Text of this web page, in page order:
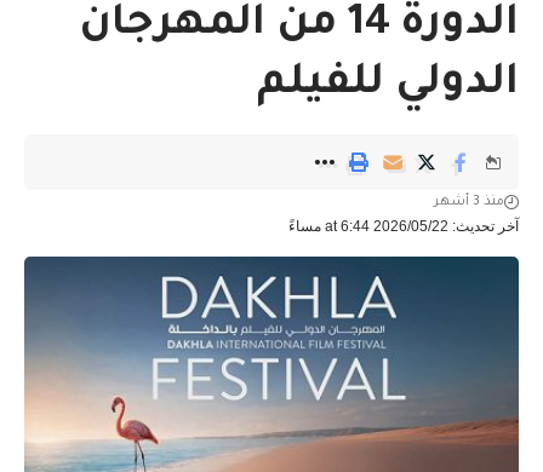
الدورة 14 من المهرجان
الدولي للفيلم
آخر تحديث: 2026/05/22 at 6:44 مساءً
منذ 3 أشهر